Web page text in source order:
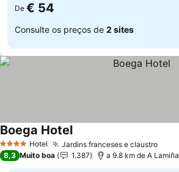
De € 54
Consulte os preços de 2 sites
4 EstrelasHotel Jardins franceses e claustro
Boega Hotel
8,3 Muito boa 1.387 a 9.8 km de A Lamiña